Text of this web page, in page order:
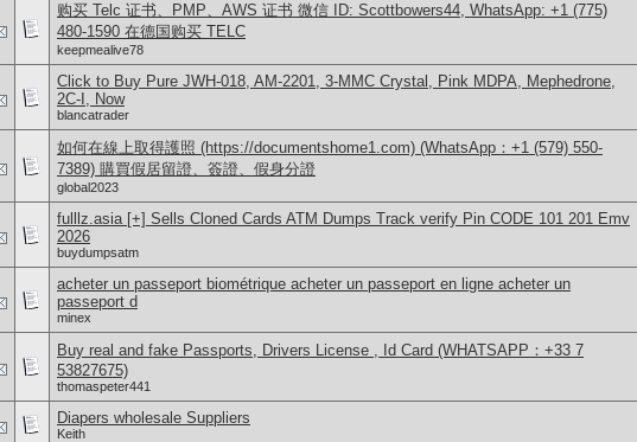
购买 Telc 证书、PMP、AWS 证书 微信 ID: Scottbowers44, WhatsApp: +1 (775)
480-1590 在德国购买 TELC
keepmealive78
Click to Buy Pure JWH-018, AM-2201, 3-MMC Crystal, Pink MDPA, Mephedrone,
2C-I, Now
blancatrader
如何在線上取得護照 (https://documentshome1.com) (WhatsApp：+1 (579) 550-
7389) 購買假居留證、簽證、假身分證
global2023
fulllz.asia [+] Sells Cloned Cards ATM Dumps Track verify Pin CODE 101 201 Emv
2026
buydumpsatm
acheter un passeport biométrique acheter un passeport en ligne acheter un
passeport d
minex
Buy real and fake Passports, Drivers License , Id Card (WHATSAPP：+33 7
53827675)
thomaspeter441
Diapers wholesale Suppliers
Keith